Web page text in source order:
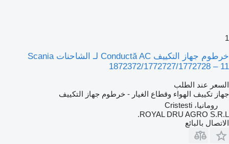
1
خرطوم جهاز التكييف Conductă AC لـ الشاحنات Scania
1872372/1772727/1772728 – 11
السعر عند الطلب
جهاز تكييف الهواء وقطاع الغيار - خرطوم جهاز التكييف
رومانيا، Cristesti
ROYAL DRU AGRO S.R.L.
الاتصال بالبائع